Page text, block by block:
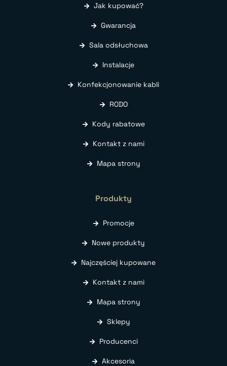
Jak kupować?
Gwarancja
Sala odsłuchowa
Instalacje
Konfekcjonowanie kabli
RODO
Kody rabatowe
Kontakt z nami
Mapa strony
Produkty
Promocje
Nowe produkty
Najczęściej kupowane
Kontakt z nami
Mapa strony
Sklepy
Producenci
Akcesoria